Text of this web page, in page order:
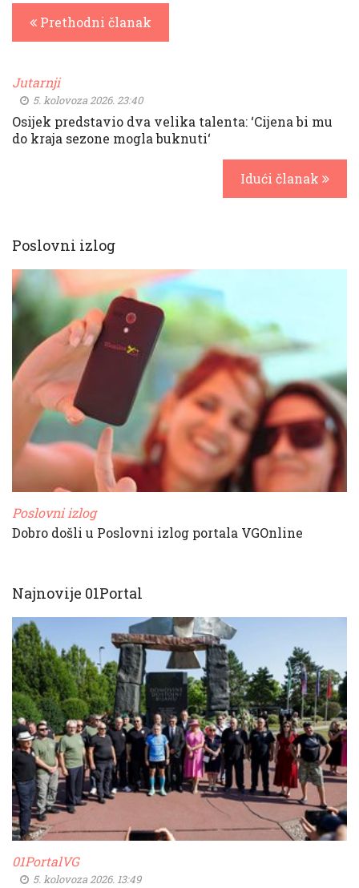
Prethodni članak
Jutarnji
5. kolovoza 2026. 23:40
Osijek predstavio dva velika talenta: ‘Cijena bi mu
do kraja sezone mogla buknuti‘
Idući članak
Poslovni izlog
Poslovni izlog
Dobro došli u Poslovni izlog portala VGOnline
Najnovije 01Portal
01PortalVG
5. kolovoza 2026. 13:49